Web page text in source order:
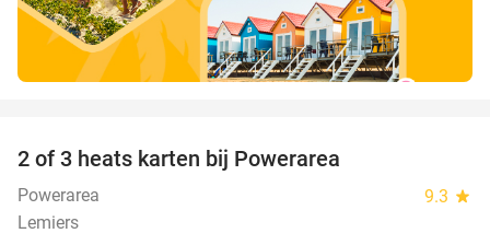
2 of 3 heats karten bij Powerarea
Powerarea 9.3 star
Lemiers